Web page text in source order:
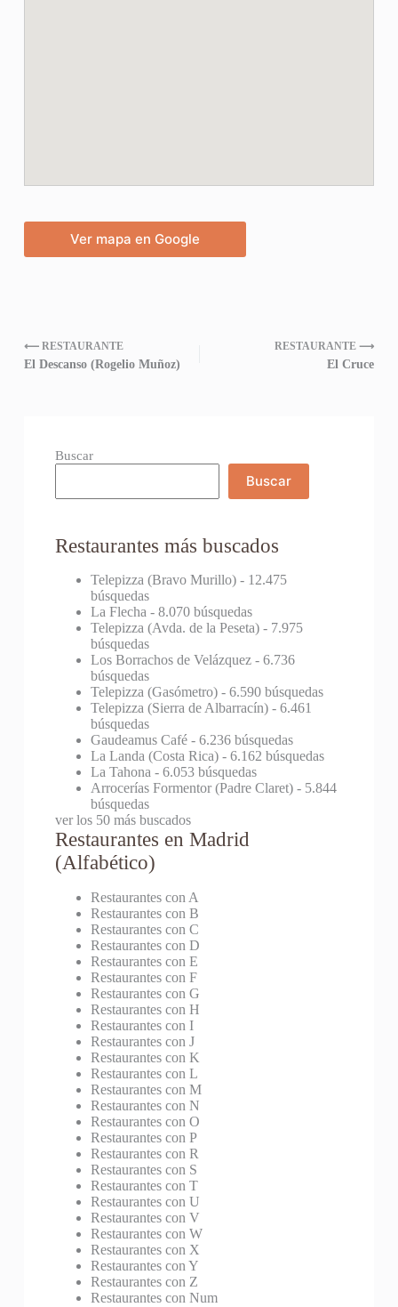
Ver mapa en Google
⟵ RESTAURANTE
El Descanso (Rogelio Muñoz)
RESTAURANTE ⟶
El Cruce
Buscar
Buscar
Restaurantes más buscados
Telepizza (Bravo Murillo)- 12.475
búsquedas
La Flecha - 8.070 búsquedas
Telepizza (Avda. de la Peseta)- 7.975
búsquedas
Los Borrachos de Velázquez- 6.736
búsquedas
Telepizza (Gasómetro)- 6.590 búsquedas
Telepizza (Sierra de Albarracín)- 6.461
búsquedas
Gaudeamus Café- 6.236 búsquedas
La Landa (Costa Rica)- 6.162 búsquedas
La Tahona - 6.053 búsquedas
Arrocerías Formentor (Padre Claret)- 5.844
búsquedas
ver los 50 más buscados
Restaurantes en Madrid
(Alfabético)
Restaurantes con A
Restaurantes con B
Restaurantes con C
Restaurantes con D
Restaurantes con E
Restaurantes con F
Restaurantes con G
Restaurantes con H
Restaurantes con I
Restaurantes con J
Restaurantes con K
Restaurantes con L
Restaurantes con M
Restaurantes con N
Restaurantes con O
Restaurantes con P
Restaurantes con R
Restaurantes con S
Restaurantes con T
Restaurantes con U
Restaurantes con V
Restaurantes con W
Restaurantes con X
Restaurantes con Y
Restaurantes con Z
Restaurantes con Num